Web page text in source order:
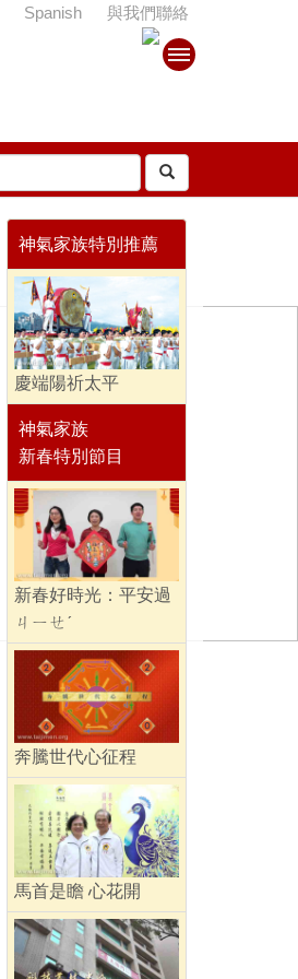
Spanish 與我們聯絡
神氣家族特別推薦
慶端陽祈太平
神氣家族
新春特別節目
新春好時光：平安過
ㄐㄧㄝˊ
奔騰世代心征程
馬首是瞻 心花開